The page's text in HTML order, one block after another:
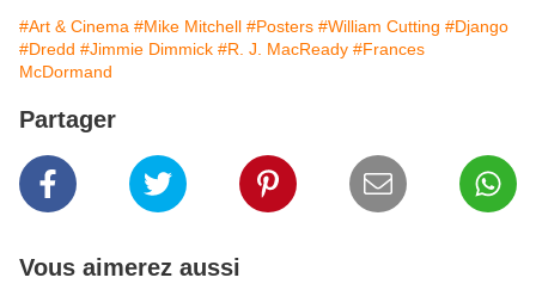
#Art & Cinema #Mike Mitchell #Posters #William Cutting #Django
#Dredd #Jimmie Dimmick #R. J. MacReady #Frances
McDormand
Partager
Vous aimerez aussi